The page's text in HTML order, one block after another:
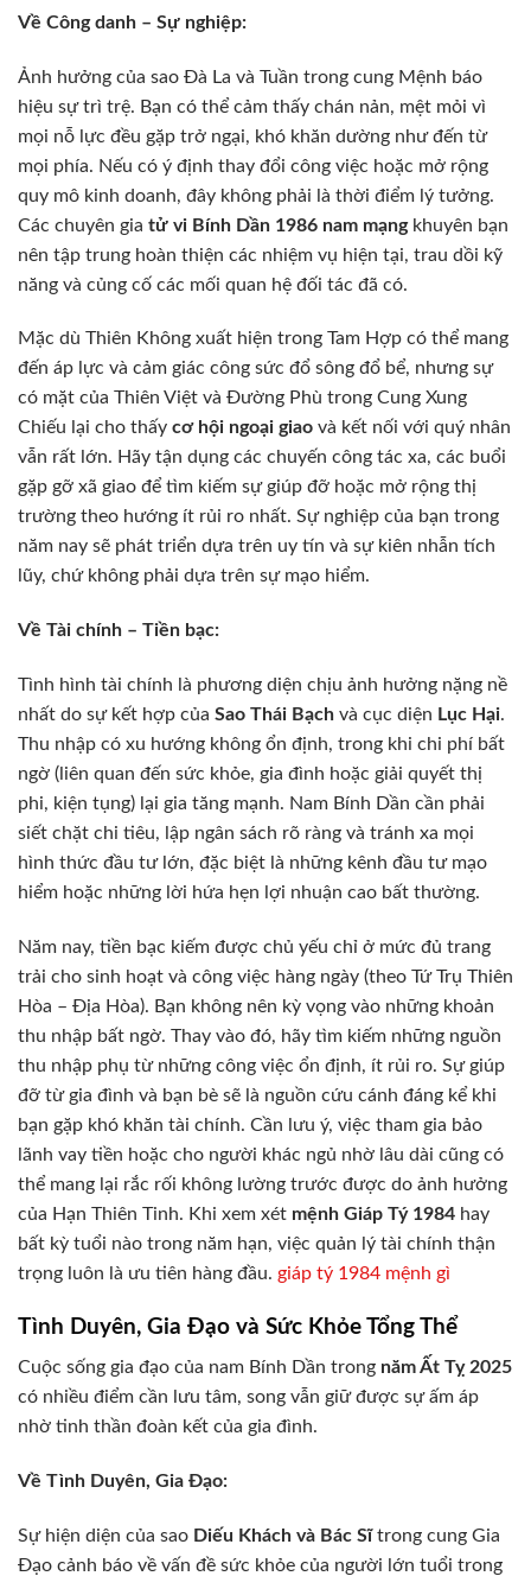
Về Công danh – Sự nghiệp:
Ảnh hưởng của sao Đà La và Tuần trong cung Mệnh báo
hiệu sự trì trệ. Bạn có thể cảm thấy chán nản, mệt mỏi vì
mọi nỗ lực đều gặp trở ngại, khó khăn dường như đến từ
mọi phía. Nếu có ý định thay đổi công việc hoặc mở rộng
quy mô kinh doanh, đây không phải là thời điểm lý tưởng.
Các chuyên gia tử vi Bính Dần 1986 nam mạngkhuyên bạn
nên tập trung hoàn thiện các nhiệm vụ hiện tại, trau dồi kỹ
năng và củng cố các mối quan hệ đối tác đã có.
Mặc dù Thiên Không xuất hiện trong Tam Hợp có thể mang
đến áp lực và cảm giác công sức đổ sông đổ bể, nhưng sự
có mặt của Thiên Việt và Đường Phù trong Cung Xung
Chiếu lại cho thấy cơ hội ngoại giao và kết nối với quý nhân
vẫn rất lớn. Hãy tận dụng các chuyến công tác xa, các buổi
gặp gỡ xã giao để tìm kiếm sự giúp đỡ hoặc mở rộng thị
trường theo hướng ít rủi ro nhất. Sự nghiệp của bạn trong
năm nay sẽ phát triển dựa trên uy tín và sự kiên nhẫn tích
lũy, chứ không phải dựa trên sự mạo hiểm.
Về Tài chính – Tiền bạc:
Tình hình tài chính là phương diện chịu ảnh hưởng nặng nề
nhất do sự kết hợp của Sao Thái Bạch và cục diện Lục Hại.
Thu nhập có xu hướng không ổn định, trong khi chi phí bất
ngờ (liên quan đến sức khỏe, gia đình hoặc giải quyết thị
phi, kiện tụng) lại gia tăng mạnh. Nam Bính Dần cần phải
siết chặt chi tiêu, lập ngân sách rõ ràng và tránh xa mọi
hình thức đầu tư lớn, đặc biệt là những kênh đầu tư mạo
hiểm hoặc những lời hứa hẹn lợi nhuận cao bất thường.
Năm nay, tiền bạc kiếm được chủ yếu chỉ ở mức đủ trang
trải cho sinh hoạt và công việc hàng ngày (theo Tứ Trụ Thiên
Hòa – Địa Hòa). Bạn không nên kỳ vọng vào những khoản
thu nhập bất ngờ. Thay vào đó, hãy tìm kiếm những nguồn
thu nhập phụ từ những công việc ổn định, ít rủi ro. Sự giúp
đỡ từ gia đình và bạn bè sẽ là nguồn cứu cánh đáng kể khi
bạn gặp khó khăn tài chính. Cần lưu ý, việc tham gia bảo
lãnh vay tiền hoặc cho người khác ngủ nhờ lâu dài cũng có
thể mang lại rắc rối không lường trước được do ảnh hưởng
của Hạn Thiên Tinh. Khi xem xét mệnh Giáp Tý 1984 hay
bất kỳ tuổi nào trong năm hạn, việc quản lý tài chính thận
trọng luôn là ưu tiên hàng đầu. giáp tý 1984 mệnh gì
Tình Duyên, Gia Đạo và Sức Khỏe Tổng Thể
Cuộc sống gia đạo của nam Bính Dần trong năm Ất Tỵ 2025
có nhiều điểm cần lưu tâm, song vẫn giữ được sự ấm áp
nhờ tinh thần đoàn kết của gia đình.
Về Tình Duyên, Gia Đạo:
Sự hiện diện của sao Diếu Khách và Bác Sĩtrong cung Gia
Đạo cảnh báo về vấn đề sức khỏe của người lớn tuổi trong